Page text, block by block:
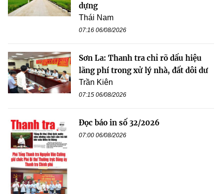
dựng
Thái Nam
07:16 06/08/2026
Sơn La: Thanh tra chỉ rõ dấu hiệu
lãng phí trong xử lý nhà, đất dôi dư
Trần Kiên
07:15 06/08/2026
Đọc báo in số 32/2026
07:00 06/08/2026